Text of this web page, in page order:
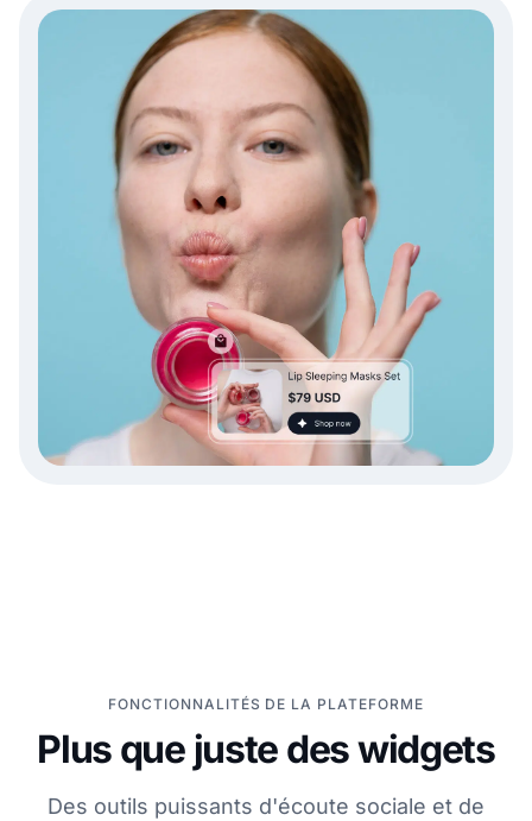
FONCTIONNALITÉS DE LA PLATEFORME
Plus que juste des widgets
Des outils puissants d'écoute sociale et de